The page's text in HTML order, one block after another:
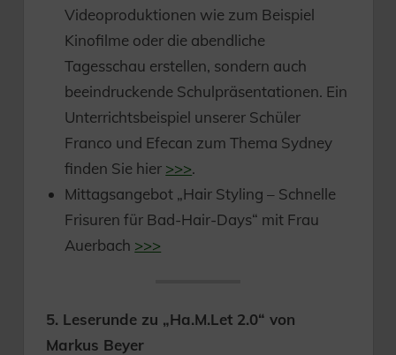
Videoproduktionen wie zum Beispiel
Kinofilme oder die abendliche
Tagesschau erstellen, sondern auch
beeindruckende Schulpräsentationen. Ein
Unterrichtsbeispiel unserer Schüler
Franco und Efecan zum Thema Sydney
finden Sie hier >>>.
Mittagsangebot „Hair Styling – Schnelle
Frisuren für Bad-Hair-Days“ mit Frau
Auerbach >>>
5. Leserunde zu „Ha.M.Let 2.0“ von
Markus Beyer